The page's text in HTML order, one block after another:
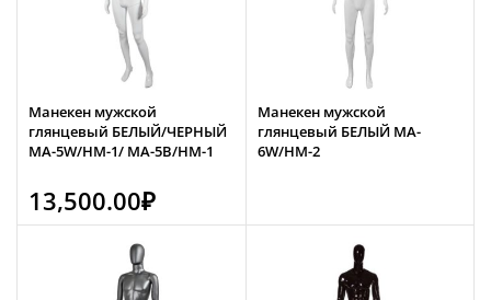
Манекен мужской
глянцевый БЕЛЫЙ/ЧЕРНЫЙ
MA-5W/HM-1/ MA-5B/HM-1
13,500.00₽
Манекен мужской
глянцевый БЕЛЫЙ MA-
6W/HM-2